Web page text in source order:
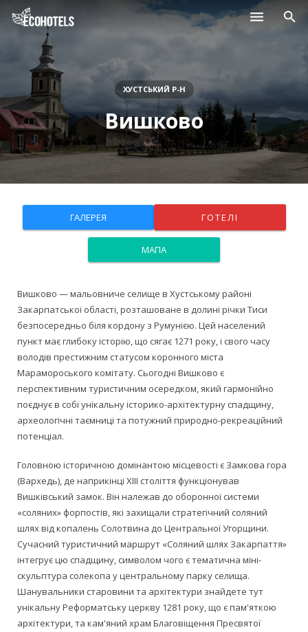
Населені пункти
Курорти
Дитячі табори
Магазини
Нерухомість
Вишково
ХУСТСЬКИЙ Р-Н
ГАЛЕРЕЯ ГОТЕЛІ
МАПА
Вишково — мальовниче селище в Хустському районі
Закарпатської області, розташоване в долині річки Тиси
безпосередньо біля кордону з Румунією. Цей населений
пункт має глибоку історію, що сягає 1271 року, і свого часу
володів престижним статусом коронного міста
Марамороського комітату. Сьогодні Вишково є
перспективним туристичним осередком, який гармонійно
поєднує в собі унікальну історико-архітектурну спадщину,
археологічні таємниці та потужний природно-рекреаційний
потенціал.
Головною історичною домінантою місцевості є Замкова гора
(Вархедь), де наприкінці XIII століття функціонував
Вишківський замок. Він належав до оборонної системи
«соляних» форпостів, які захищали стратегічний соляний
шлях від копалень Солотвина до Центральної Угорщини.
Сучасний туристичний маршрут «Соляний шлях Закарпаття»
інтегрує цю спадщину, символом чого є тематична міні-
скульптура солекопа у центральному парку селища.
Шанувальники старовини та архітектури знайдете тут
унікальну Реформатську церкву 1281 року, що є пам'яткою
архітектури, та кам'яний храм Благовіщення Пресвятої